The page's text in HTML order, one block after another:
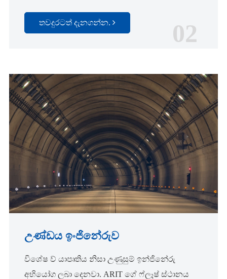
තවදුරටත් දැනගන්න. 02
උණ්ඩය ඉංජිනේරුව
විශේෂ ව් යාපෘතිය නිසා උණුසුම් ඉන්ජිනේරු
අභියෝග ලබා දෙනවා. ARIT ගේ ෆ්ලෑෂ් ස්ථානය